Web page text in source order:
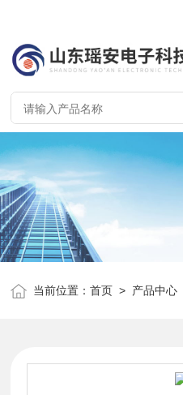
当前位置：首页 > 产品中心